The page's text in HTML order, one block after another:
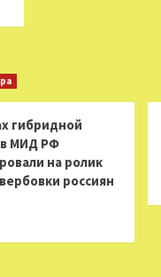
гибридной
МИД РФ
на ролик
россиян